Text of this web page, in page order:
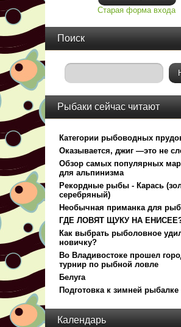
Старая форма входа
Поиск
Рыбаки сейчас читают
Категории рыбоводных
Оказывается, джиг —это не
Обзор самых популярных
для альпинизма
Рекордные рыбы - Карась
серебряный)
Необычная приманка для
ГДЕ ЛОВЯТ ЩУКУ НА
Как выбрать рыболовное
новичку?
Во Владивостоке прошел
турнир по рыбной ловле
Белуга
Подготовка к зимней рыбалке
Календарь